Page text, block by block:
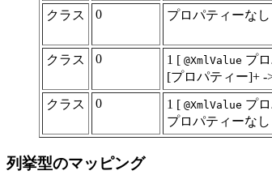
クラス
0 プロパティーな
クラス
0 1 [ @XmlValue プ
[プロパティー]+ -
クラス 0 1 [ @XmlValue プ
プロパティーな
列挙型のマッピング